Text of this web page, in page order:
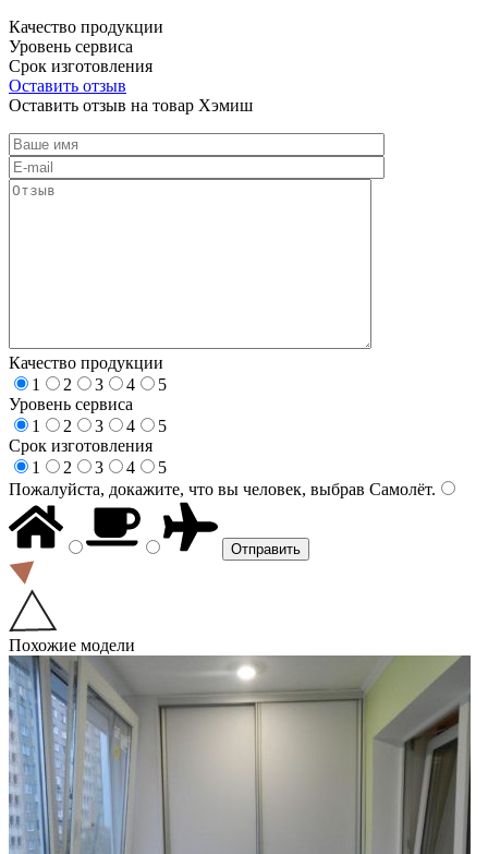
Качество продукции
Уровень сервиса
Срок изготовления
Оставить отзыв
Оставить отзыв на товар Хэмиш
Качество продукции
1
2 3 4
5
Уровень сервиса
1
2 3 4
5
Срок изготовления
1
2 3 4
5
Пожалуйста, докажите, что вы человек, выбрав Самолёт.
Похожие модели